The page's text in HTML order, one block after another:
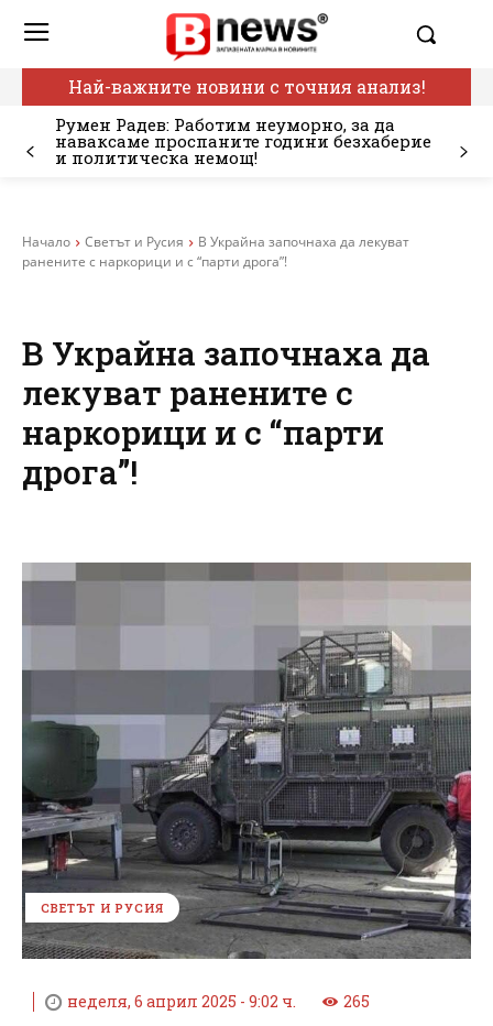
Най-важните новини с точния анализ!
Румен Радев: Работим неуморно, за да
наваксаме проспаните години безхаберие
и политическа немощ!
Начало Светът и Русия
В Украйна започнаха да лекуват
ранените с наркорици и с “парти дрога”!
В Украйна започнаха да
лекуват ранените с
наркорици и с “парти
дрога”!
СВЕТЪТ И РУСИЯ
неделя, 6 април 2025 - 9:02 ч. 265